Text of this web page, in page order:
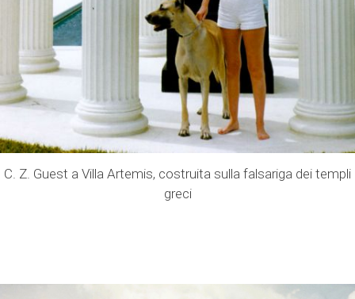
C. Z. Guest a Villa Artemis, costruita sulla falsariga dei templi
greci